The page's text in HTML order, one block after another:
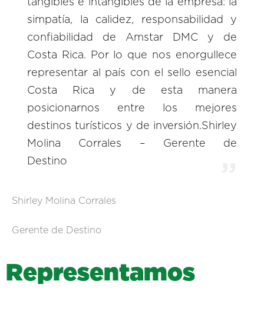
tangibles e intangibles de la empresa: la
simpatía, la calidez, responsabilidad y
confiabilidad de Amstar DMC y de
Costa Rica. Por lo que nos enorgullece
representar al país con el sello esencial
Costa Rica y de esta manera
posicionarnos entre los mejores
destinos turísticos y de inversión.Shirley
Molina Corrales – Gerente de
Destino
Shirley Molina Corrales
Gerente de Destino
Representamos